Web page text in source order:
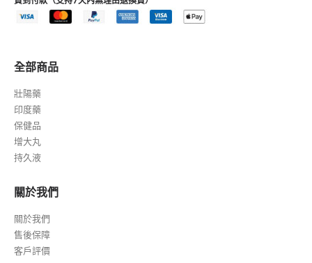
全部商品
壯陽藥
印度藥
保健品
增大丸
持久液
關於我們
關於我們
售後保障
客戶評價